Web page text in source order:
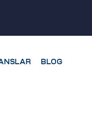
BLOG